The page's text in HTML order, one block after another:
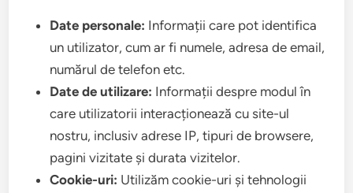
Date personale: Informații care pot identifica
un utilizator, cum ar fi numele, adresa de email,
numărul de telefon etc.
Date de utilizare: Informații despre modul în
care utilizatorii interacționează cu site-ul
nostru, inclusiv adrese IP, tipuri de browsere,
pagini vizitate și durata vizitelor.
Cookie-uri: Utilizăm cookie-uri și tehnologii